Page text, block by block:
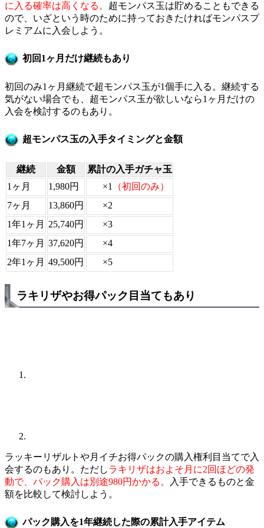
に入る確率は高くなる。 超モンパス玉は貯めることもできる
ので、いざという時のために持っておきたければモンパスプ
レミアムに入会しよう。
初回1ヶ月だけ継続もあり
初回のみ1ヶ月継続で超モンパス玉が1個手に入る。継続する
気がない場合でも、超モンパス玉が欲しいなら1ヶ月だけの
入会を検討するのもあり。
超モンパス玉の入手タイミングと金額
継続 金額
累計の入手ガチャ玉
1ヶ月
1,980円 ×1
（初回のみ）
7ヶ月
13,860円
×2
1年1ヶ月
25,740円
×3
1年7ヶ月 37,620円
×4
2年1ヶ月 49,500円 ×5
ラキリザやお得パック目当てもあり
ラッキーリザルトや月イチお得パックの購入権利目当てで入
会するのもあり。ただしラキリザはおよそ月に2回ほどの発
動で、パック購入は別途980円かかる。
入手できるものと金
額を比較して検討しよう。
パック購入を1年継続した際の累計入手アイテム